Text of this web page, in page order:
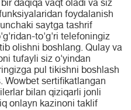
daqiqa vaqt oladi va siz
foydalanish
saytga tashrif
to'g'ri telefoningiz
olishni boshlang. Qulay va
tufayli siz o'yindan
pul tikishni boshlash
Wowbet sertifikatlangan
bilan qiziqarli jonli
onlayn kazinoni taklif